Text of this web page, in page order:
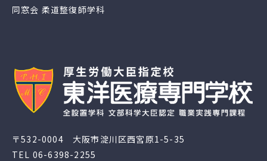
〒532-0004 大阪市淀川区西宮原1-5-35
TEL 06-6398-2255
同窓会 柔道整復師学科